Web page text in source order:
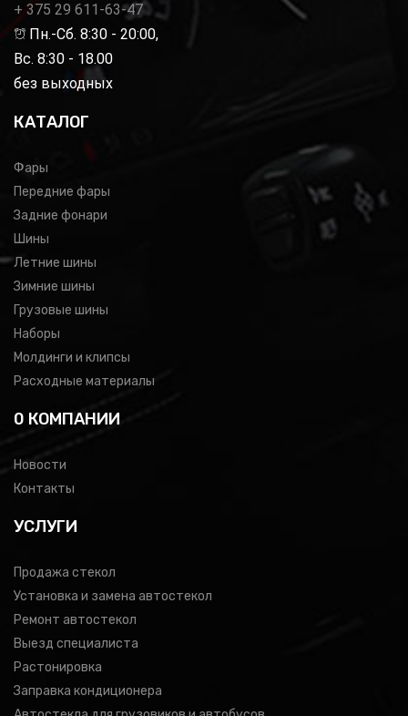
+ 375 29 611-63-47
Пн.-Сб. 8:30 - 20:00,
Вс. 8:30 - 18.00
без выходных
КАТАЛОГ
Фары
Передние фары
Задние фонари
Шины
Летние шины
Зимние шины
Грузовые шины
Наборы
Молдинги и клипсы
Расходные материалы
0 КОМПАНИИ
Новости
Контакты
УСЛУГИ
Продажа стекол
Установка и замена автостекол
Ремонт автостекол
Выезд специалиста
Растонировка
Заправка кондиционера